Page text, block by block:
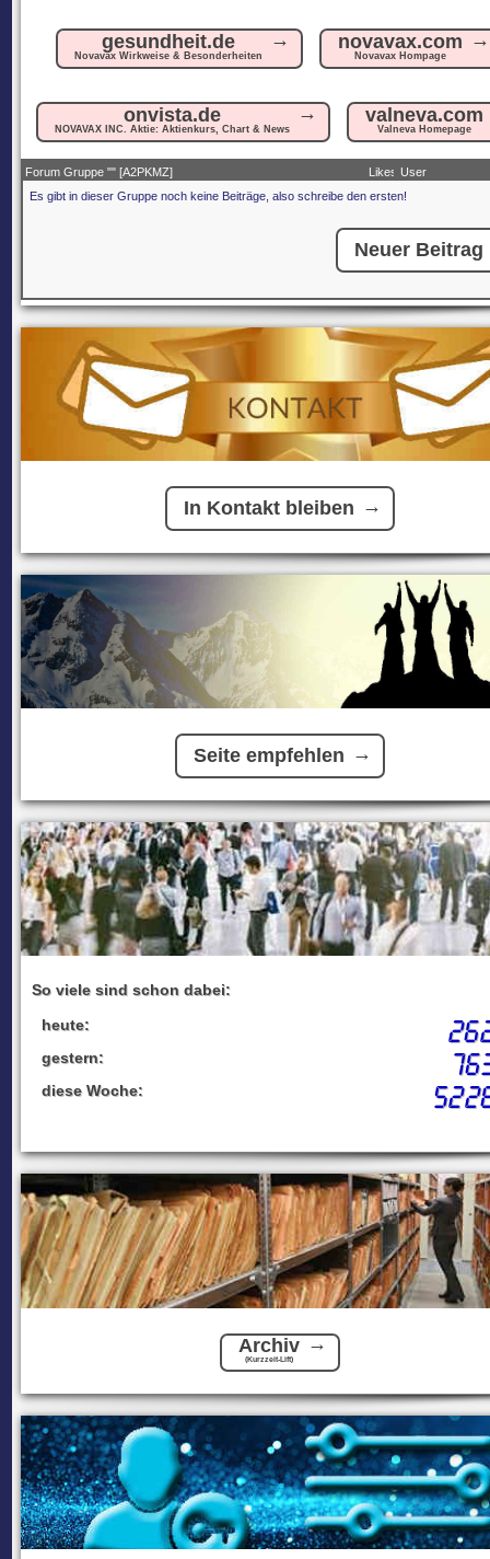
gesundheit.de
Novavax Wirkweise & Besonderheiten
novavax.com
Novavax Hompage
onvista.de
NOVAVAX INC. Aktie: Aktienkurs, Chart & News
valneva.com
Valneva Homepage
Forum Gruppe "" [A2PKMZ] Likes User
Es gibt in dieser Gruppe noch keine Beiträge, also schreibe den ersten!
Neuer Beitrag
In Kontakt bleiben
Seite empfehlen
So viele sind schon dabei:
heute:
gestern:
diese Woche:
Archiv
(Kurzzeit-Lift)